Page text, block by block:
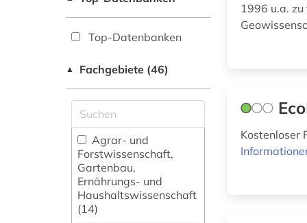
Top-Datenbanken
▲ Fachgebiete (46)
Agrar- und
Forstwissenschaft,
Gartenbau,
Ernährungs- und
Haushaltswissenschaft
(14)
1996 u.a.
Kostenloser